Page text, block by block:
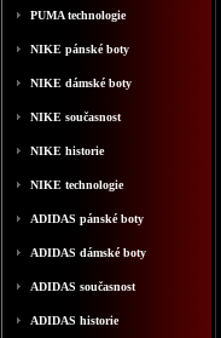
PUMA technologie
NIKE pánské boty
NIKE dámské boty
NIKE současnost
NIKE historie
NIKE technologie
ADIDAS pánské boty
ADIDAS dámské boty
ADIDAS současnost
ADIDAS historie